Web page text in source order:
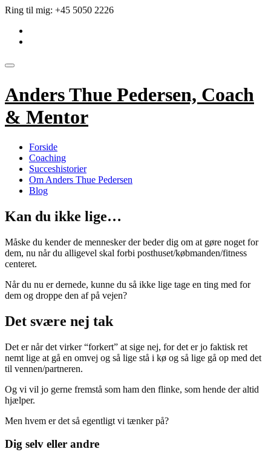
Videre
indhold
Ring til mig: +45 5050 2226
Skift
Anders Thue Pedersen, Coach
& Mentor
Forside
Coaching
Succeshistorier
Om Anders Thue Pedersen
Blog
Kan du ikke lige…
Måske du kender de mennesker der beder dig om at gøre noget for
dem, nu når du alligevel skal forbi posthuset/købmanden/fitness
centeret.
Når du nu er dernede, kunne du så ikke lige tage en ting med for
dem og droppe den af på vejen?
Det svære nej tak
Det er når det virker “forkert” at sige nej, for det er jo faktisk ret
nemt lige at gå en omvej og så lige stå i kø og så lige gå op med det
til vennen/partneren.
Og vi vil jo gerne fremstå som ham den flinke, som hende der altid
hjælper.
Men hvem er det så egentligt vi tænker på?
Dig selv eller andre